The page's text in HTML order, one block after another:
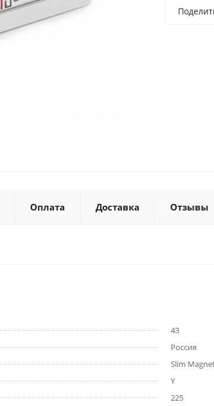
Оплата Доставка Отзывы
43
Россия
Slim
Y
225